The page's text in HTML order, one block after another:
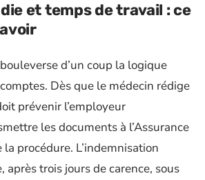
et temps de travail : ce
d’un coup la logique
Dès que le médecin rédige
prévenir l’employeur
les documents à l’Assurance
procédure. L’indemnisation
trois jours de carence, sous